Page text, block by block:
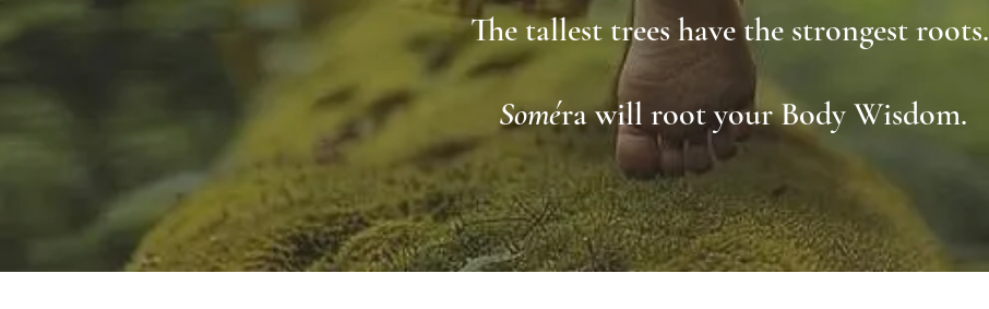
The tallest trees have the strongest roots.
Soméra will root your Body Wisdom.